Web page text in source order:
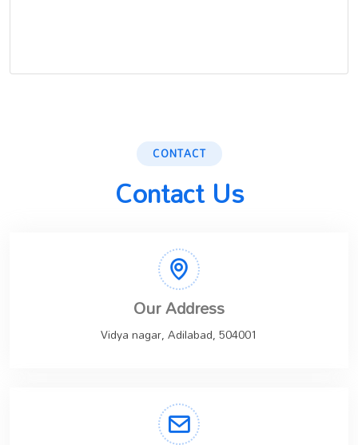
CONTACT
Contact Us
Our Address
Vidya nagar, Adilabad, 504001